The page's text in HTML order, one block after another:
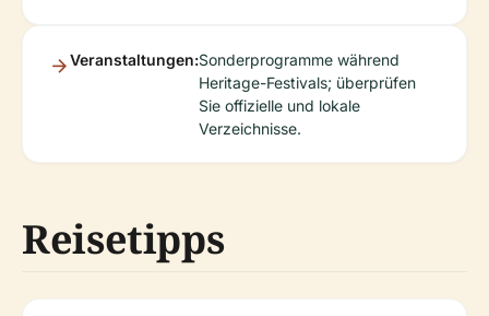
Veranstaltungen:Sonderprogramme während
Heritage-Festivals; überprüfen
Sie offizielle und lokale
Verzeichnisse.
Reisetipps